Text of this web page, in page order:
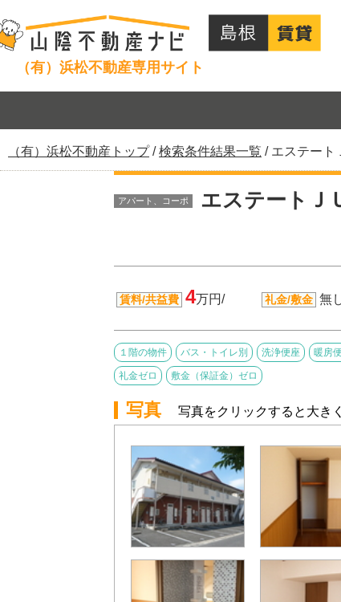
（有）浜松不動産専用サイト
現
在
（有）浜松不動産トップ/検索条件結果一覧 / エステー
アパート、コーポ エステート
賃料/共益費 4万円/ 礼金/敷金 無
１階の物件 バス・トイレ別 洗浄便座 暖房
礼金ゼロ 敷金（保証金）ゼロ
写真 写真をクリックすると大き